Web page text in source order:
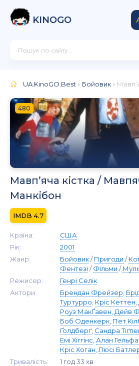
KINOGO
UA.KinoGO.Best » Бойовик » Мавп’яча
480
Мавп’яча кістка /
Манкібон
4.7
Країна:
США
Рік:
2001
Жанр:
Бойовик/Пригоди /
Фентезі/Фільми /
Режисер:
Генрі Селік
Актори:
Брендан Фрейзер
Туртурро Кріс Кеттен
Роуз МакҐавен Дейв
Боб Оденкерк Пет
Ґолдберґ Сандра
Емі Хіггінс Алан
Кріс Хоган Люсі
Тривалість:
1 год 33 хв